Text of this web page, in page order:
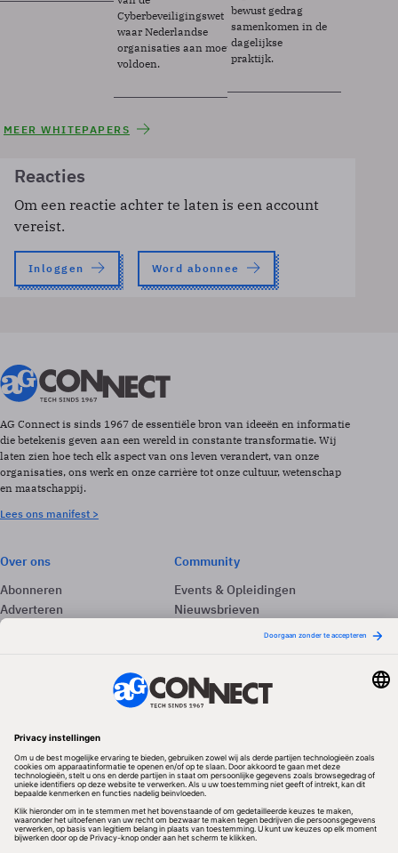
Cyberbeveiligingswet
waar Nederlandse
organisaties aan moeten
voldoen.
bewust gedrag
samenkomen in de
dagelijkse
praktijk.
MEER WHITEPAPERS
Reacties
Om een reactie achter te laten is een account
vereist.
Inloggen Word abonnee
AG Connect is sinds 1967 de essentiële bron van ideeën en informatie
die betekenis geven aan een wereld in constante transformatie. Wij
laten zien hoe tech elk aspect van ons leven verandert, van onze
organisaties, ons werk en onze carrière tot onze cultuur, wetenschap
en maatschappij.
Lees ons manifest >
Over ons
Abonneren
Adverteren
Community
Events & Opleidingen
Nieuwsbrieven
Redactionele partner